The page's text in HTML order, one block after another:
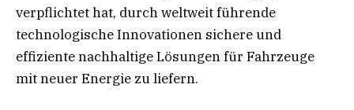
verpflichtet hat, durch weltweit führende
technologische Innovationen sichere und
effiziente nachhaltige Lösungen für Fahrzeuge
mit neuer Energie zu liefern.